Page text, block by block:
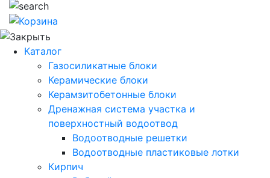
Каталог
Газосиликатные блоки
Керамические блоки
Керамзитобетонные блоки
Дренажная система участка и
поверхностный водоотвод
Водоотводные решетки
Водоотводные пластиковые лотки
Кирпич